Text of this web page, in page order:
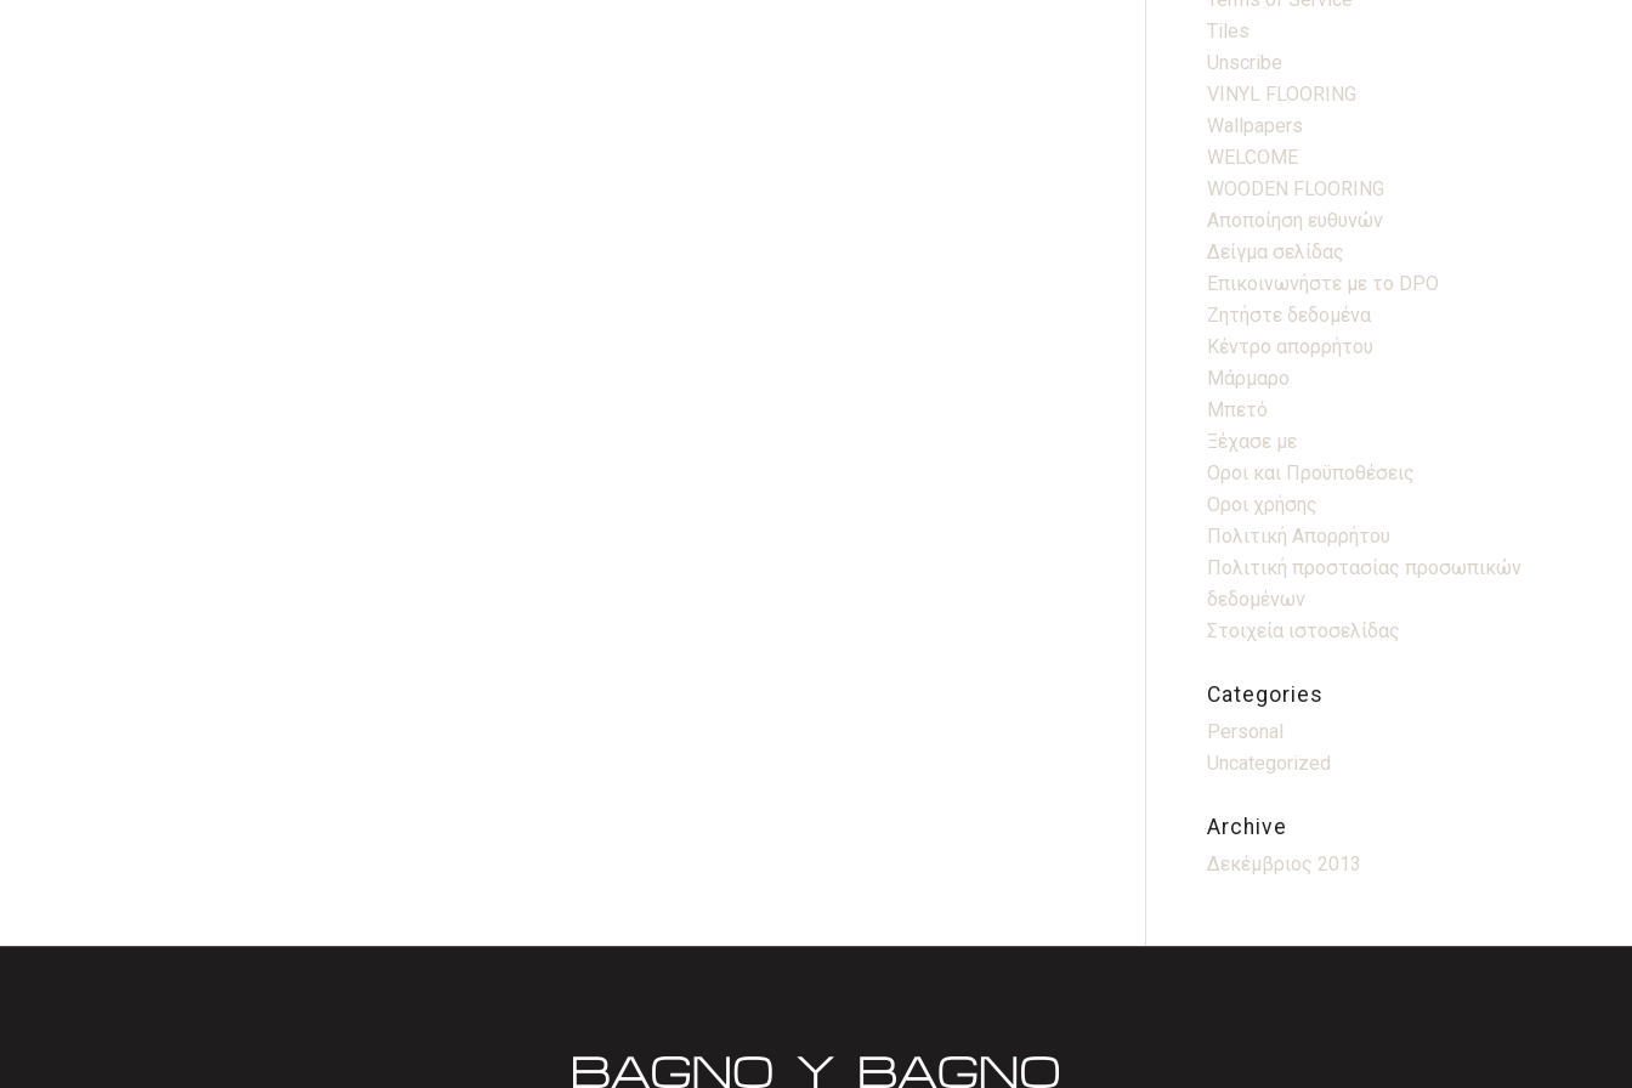
Tiles
Unscribe
VINYL FLOORING
Wallpapers
WELCOME
WOODEN FLOORING
Αποποίηση ευθυνών
Δείγμα σελίδας
Επικοινωνήστε με το DPO
Ζητήστε δεδομένα
Κέντρο απορρήτου
Μάρμαρο
Μπετό
Ξέχασε με
Οροι και Προϋποθέσεις
Οροι χρήσης
Πολιτική Απορρήτου
Πολιτική προστασίας προσωπικών
δεδομένων
Στοιχεία ιστοσελίδας
Categories
Personal
Uncategorized
Archive
Δεκέμβριος 2013